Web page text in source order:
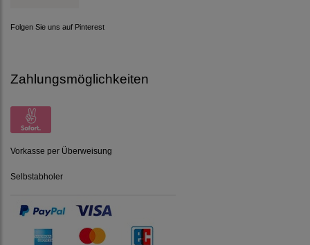
Folgen Sie uns auf Pinterest
Zahlungsmöglichkeiten
Vorkasse per Überweisung
Selbstabholer